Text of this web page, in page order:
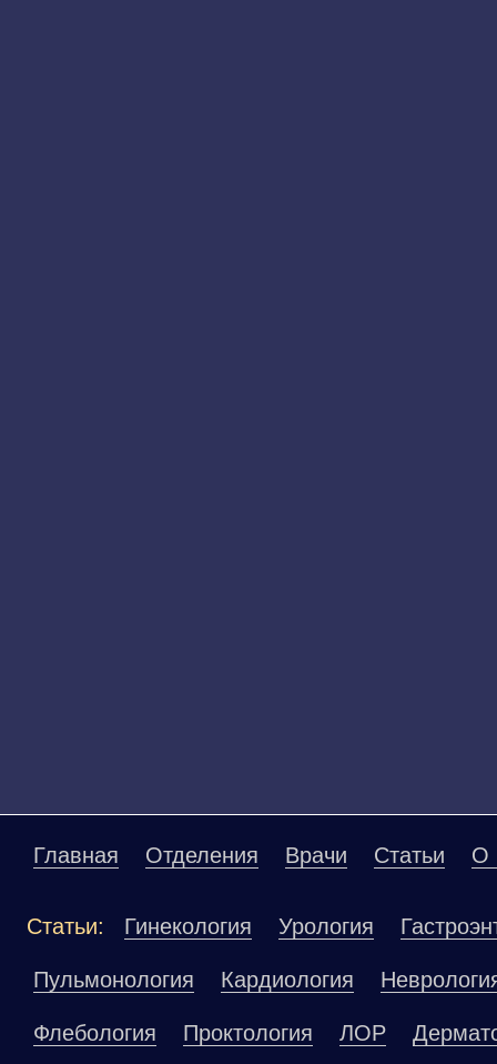
Главная Отделения Врачи Статьи О
Статьи: Гинекология Урология
Пульмонология Кардиология
Флебология Проктология ЛОР